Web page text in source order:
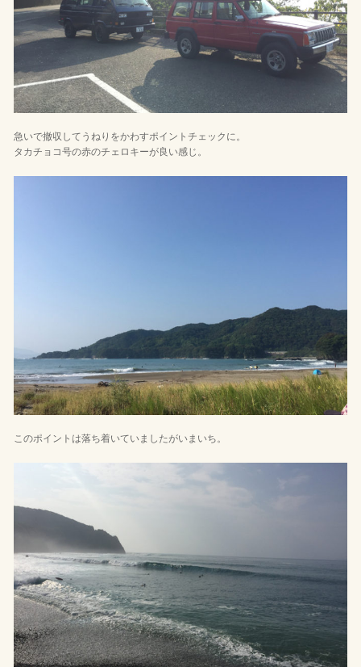
急いで撤収してうねりをかわすポイントチェックに。
タカチョコ号の赤のチェロキーが良い感じ。
このポイントは落ち着いていましたがいまいち。